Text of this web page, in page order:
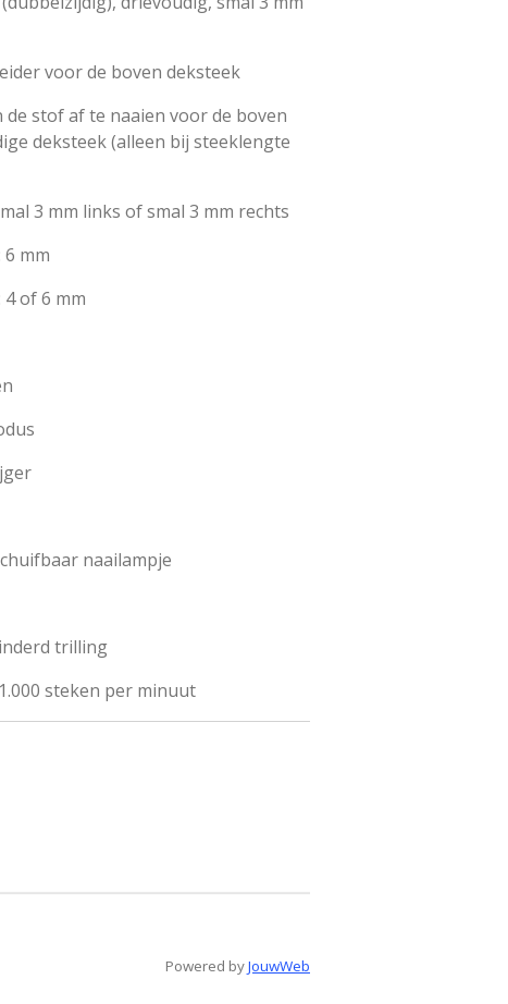
voor de boven deksteek
stof af te naaien voor de boven
deksteek (alleen bij steeklengte
3 mm links of smal 3 mm rechts
mm
of 6 mm
naailampje
trilling
steken per minuut
Powered byJouwWeb